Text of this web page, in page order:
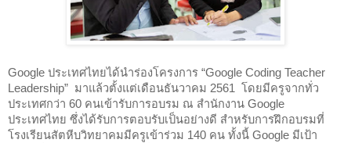
Google ประเทศไทยได้นำร่องโครงการ “Google Coding Teacher
Leadership”  มาแล้วตั้งแต่เดือนธันวาคม 2561  โดยมีครูจากทั่ว
ประเทศกว่า 60 คนเข้ารับการอบรม ณ สำนักงาน Google
ประเทศไทย ซึ่งได้รับการตอบรับเป็นอย่างดี สำหรับการฝึกอบรมที่
โรงเรียนสัตหีบวิทยาคมมีครูเข้าร่วม 140 คน ทั้งนี้ Google มีเป้า